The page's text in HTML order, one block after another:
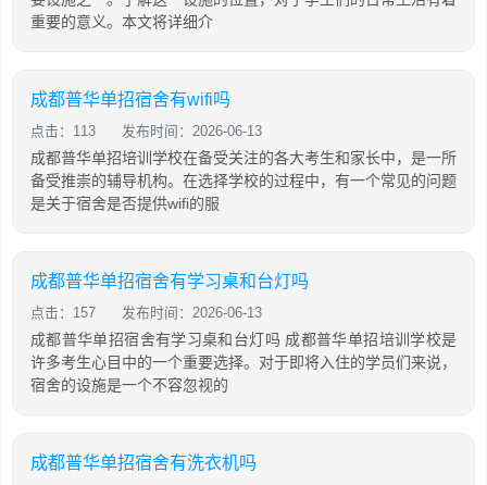
重要的意义。本文将详细介
成都普华单招宿舍有wifi吗
点击：113 发布时间：2026-06-13
成都普华单招培训学校在备受关注的各大考生和家长中，是一所
备受推崇的辅导机构。在选择学校的过程中，有一个常见的问题
是关于宿舍是否提供wifi的服
成都普华单招宿舍有学习桌和台灯吗
点击：157 发布时间：2026-06-13
成都普华单招宿舍有学习桌和台灯吗 成都普华单招培训学校是
许多考生心目中的一个重要选择。对于即将入住的学员们来说，
宿舍的设施是一个不容忽视的
成都普华单招宿舍有洗衣机吗